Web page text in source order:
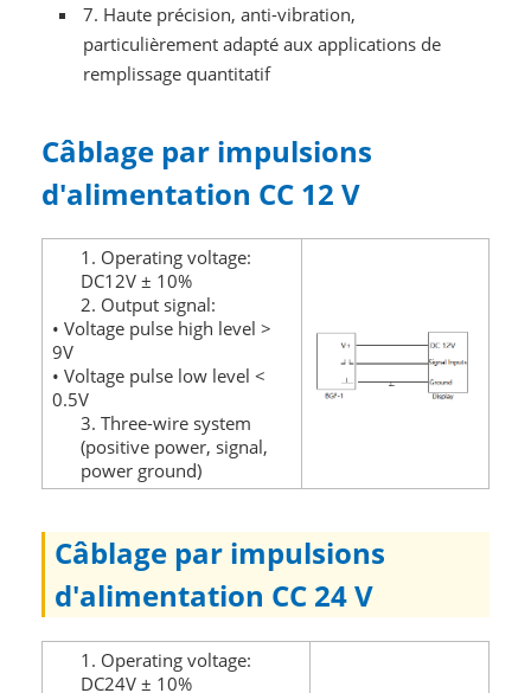
7. Haute précision, anti-vibration,
particulièrement adapté aux applications de
remplissage quantitatif
Câblage par impulsions
d'alimentation CC 12 V
1. Operating voltage:
DC12V ± 10%
2. Output signal:
• Voltage pulse high level >
9V
• Voltage pulse low level <
0.5V
3. Three-wire system
(positive power, signal,
power ground)
Câblage par impulsions
d'alimentation CC 24 V
1. Operating voltage:
DC24V ± 10%